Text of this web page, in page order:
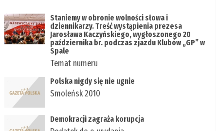
Staniemy w obronie wolności słowa i
dziennikarzy. Treść wystąpienia prezesa
Jarosława Kaczyńskiego, wygłoszonego 20
października br. podczas zjazdu Klubów „GP” w
Spale
Temat numeru
Polska nigdy się nie ugnie
Smoleńsk 2010
Demokracji zagraża korupcja